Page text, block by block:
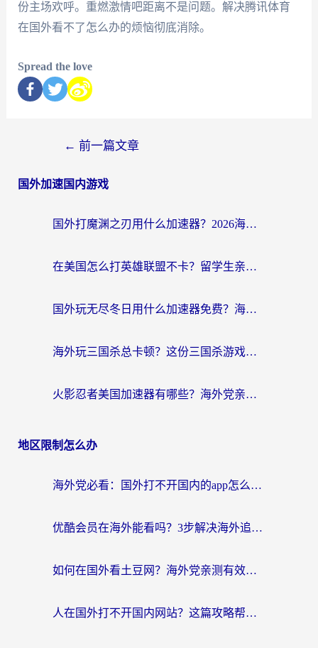
份主场欢呼。重燃激情吧距离不是问题。解决腾讯体育
在国外看不了怎么办的烦恼彻底消除。
Spread the love
← 前一篇文章
国外加速国内游戏
国外打魔渊之刃用什么加速器？2026海外玩家国服游戏加速全攻略（附闪耀暖暖&复苏的魔女避坑指南）
在美国怎么打英雄联盟不卡？留学生亲测的国服游戏加速全攻略
国外玩无尽冬日用什么加速器免费？海外党国服游戏加速避坑指南
海外玩三国杀总卡顿？这份三国杀游戏加速器指南帮你告别延迟烦恼
火影忍者美国加速器有哪些？海外党亲测的国服游戏加速全攻略（含菲律宾玩三国之刃守望黎明技巧）
地区限制怎么办
海外党必看：国外打不开国内的app怎么办？3步解决你的乡愁
优酷会员在海外能看吗？3步解决海外追剧难题，附实测好用加速器推荐
如何在国外看土豆网？海外党亲测有效的追剧加速器选择指南
人在国外打不开国内网站？这篇攻略帮你无缝解锁国内资源（附交管12123使用技巧）